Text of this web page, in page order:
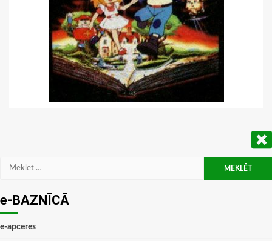
Meklēt:
e-BAZNĪCĀ
e-apceres